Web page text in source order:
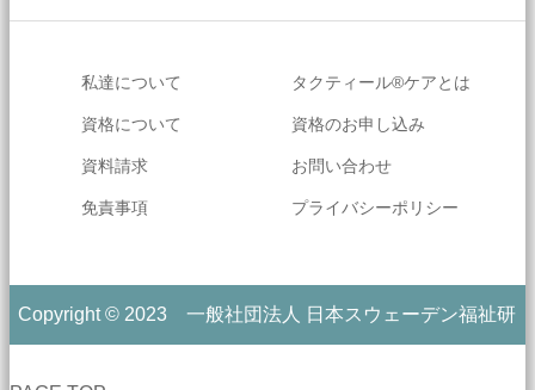
私達について タクティール®ケアとは
資格について 資格のお申し込み
資料請求 お問い合わせ
免責事項 プライバシーポリシー
Copyright © 2023 一般社団法人 日本スウェーデン福祉研